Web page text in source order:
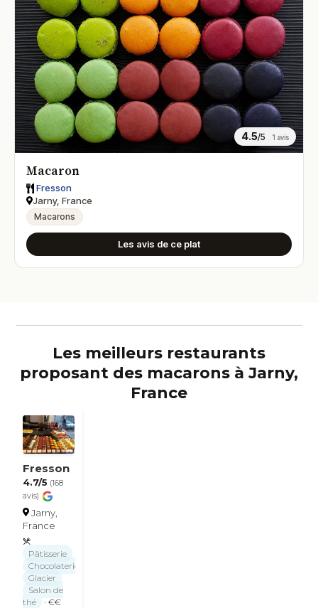
4.5/5 1 avis
Macaron
Fresson
Jarny, France
Macarons
Les avis de ce plat
Les meilleurs restaurants
proposant des macarons à Jarny,
France
Fresson
4.7/5 (168
avis)
Jarny,
France
Pâtisserie
Chocolaterie
Glacier
Salon de
thé
· €€